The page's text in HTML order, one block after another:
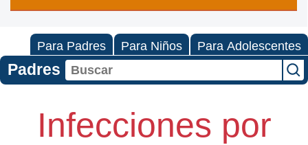
Para Padres Para Niños Para Adolescentes
Padres
Infecciones por